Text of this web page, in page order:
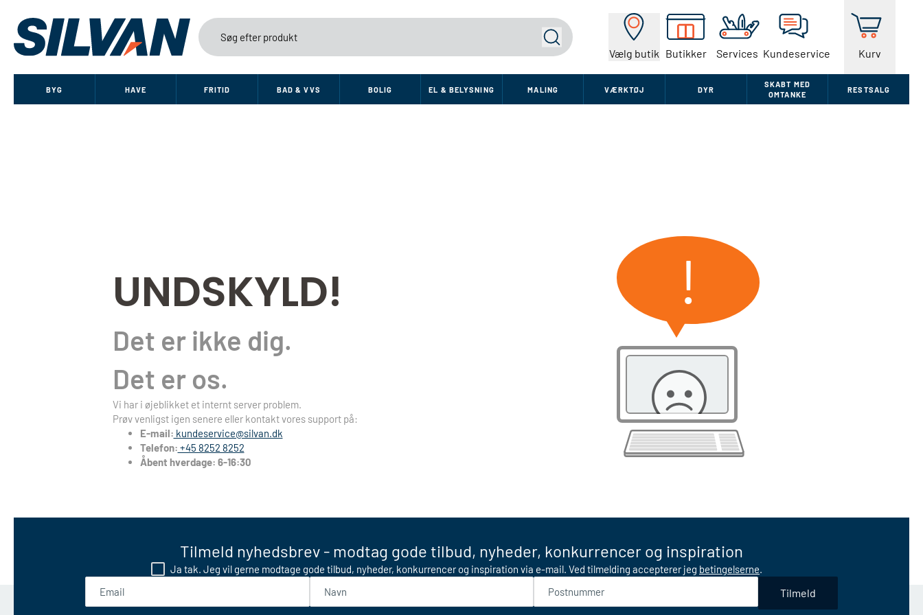
Vælg butik Butikker Services Kundeservice Kurv
Søg
BYG HAVE FRITID BAD & VVS BOLIG EL & BELYSNING MALING VÆRKTØJ DYR
SKABT MED
OMTANKE
RESTSALG
UNDSKYLD!
Det er ikke dig.
Det er os.
Vi har i øjeblikket et internt server problem.
Prøv venligst igen senere eller kontakt vores support på:
E-mail: kundeservice@silvan.dk
Telefon: +45 8252 8252
Åbent hverdage: 6-16:30
!
Tilmeld nyhedsbrev - modtag gode tilbud, nyheder, konkurrencer og inspiration
Ja tak. Jeg vil gerne modtage gode tilbud, nyheder, konkurrencer og inspiration via e-mail. Ved tilmelding accepterer jeg betingelserne.
Tilmeld